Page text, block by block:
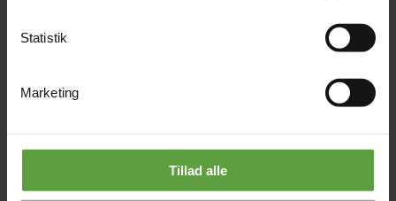
Statistik
Marketing
Tillad alle
området der giver lægmassage, kan vippes